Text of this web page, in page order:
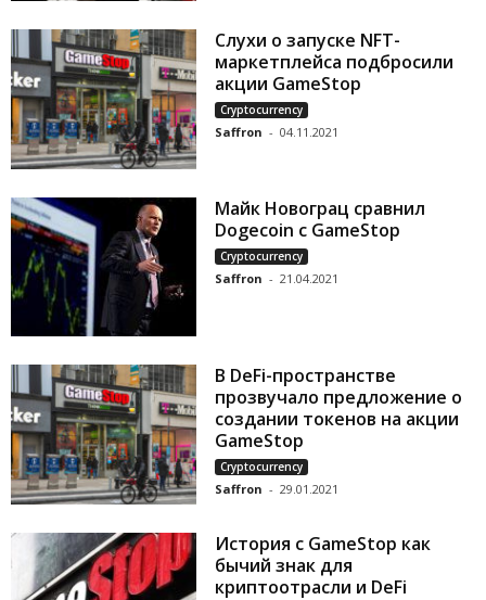
Слухи о запуске NFT-
маркетплейса подбросили
акции GameStop
Cryptocurrency
Saffron - 04.11.2021
Майк Новограц сравнил
Dogecoin с GameStop
Cryptocurrency
Saffron - 21.04.2021
В DeFi-пространстве
прозвучало предложение о
создании токенов на акции
GameStop
Cryptocurrency
Saffron - 29.01.2021
История с GameStop как
бычий знак для
криптоотрасли и DeFi